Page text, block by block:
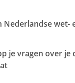
Nederlandse wet-
je vragen over je
niest of